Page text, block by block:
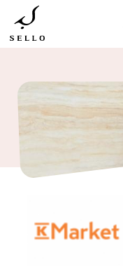
Hyppää
pääsisältöön